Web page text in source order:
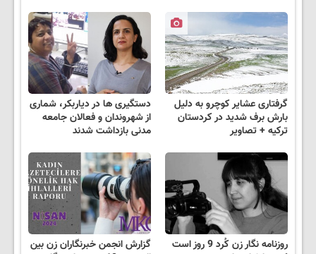
گرفتاری عشایر کوچرو به دلیل
بارش برف شدید در کردستان
ترکیه + تصاویر
دستگیری ها در دیاربکر، شماری
از شهروندان و فعالان جامعه
مدنی بازداشت شدند
روزنامه نگار زن کُرد 9 روز است
گزارش انجمن خبرنگاران زن بین